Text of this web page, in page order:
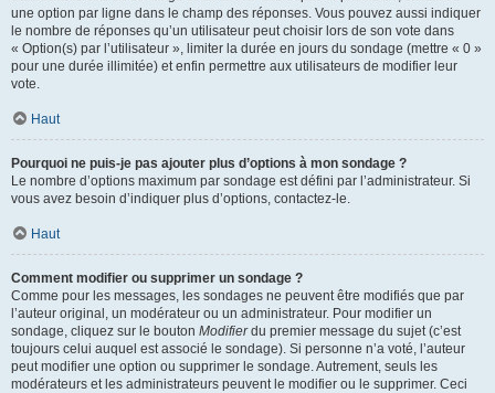
une option par ligne dans le champ des réponses. Vous pouvez aussi indiquer
le nombre de réponses qu’un utilisateur peut choisir lors de son vote dans
« Option(s) par l’utilisateur », limiter la durée en jours du sondage (mettre « 0 »
pour une durée illimitée) et enfin permettre aux utilisateurs de modifier leur
vote.
Haut
Pourquoi ne puis-je pas ajouter plus d’options à mon sondage ?
Le nombre d’options maximum par sondage est défini par l’administrateur. Si
vous avez besoin d’indiquer plus d’options, contactez-le.
Haut
Comment modifier ou supprimer un sondage ?
Comme pour les messages, les sondages ne peuvent être modifiés que par
l’auteur original, un modérateur ou un administrateur. Pour modifier un
sondage, cliquez sur le bouton Modifierdu premier message du sujet (c’est
toujours celui auquel est associé le sondage). Si personne n’a voté, l’auteur
peut modifier une option ou supprimer le sondage. Autrement, seuls les
modérateurs et les administrateurs peuvent le modifier ou le supprimer. Ceci